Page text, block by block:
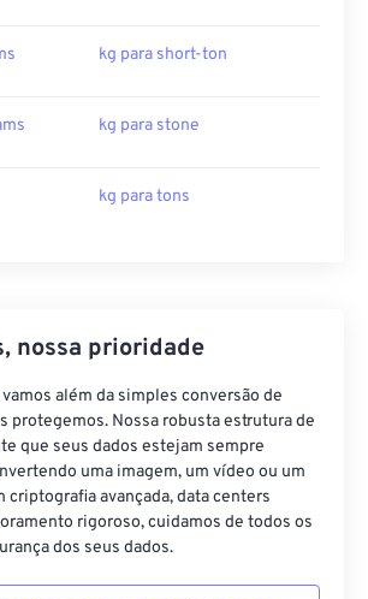
kg para short-ton
kg para stone
kg para tons
nossa prioridade
além da simples conversão de
protegemos. Nossa robusta estrutura de
que seus dados estejam sempre
uma imagem, um vídeo ou um
criptografia avançada, data centers
rigoroso, cuidamos de todos os
dos seus dados.